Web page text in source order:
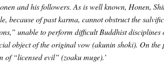
and his followers. As is well known, Honen,
because of past karma, cannot obstruct the
unable to perform difficult Buddhist
object of the original vow (akunin shoki). On
of “licensed evil” (zoaku muge).’